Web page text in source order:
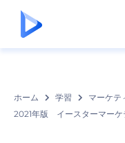
ホーム 学習
マーケテ
2021年版 イースターマーケ